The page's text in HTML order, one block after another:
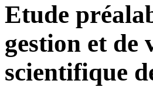
Etude
gestion et
scientifique